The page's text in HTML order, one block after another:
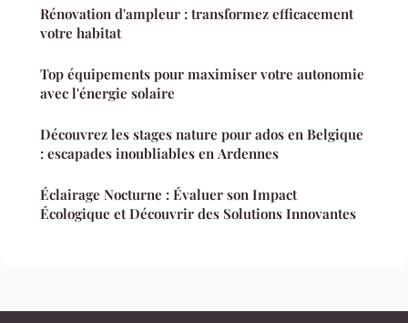
Rénovation d'ampleur : transformez efficacement
votre habitat
Top équipements pour maximiser votre autonomie
avec l'énergie solaire
Découvrez les stages nature pour ados en Belgique
: escapades inoubliables en Ardennes
Éclairage Nocturne : Évaluer son Impact
Écologique et Découvrir des Solutions Innovantes